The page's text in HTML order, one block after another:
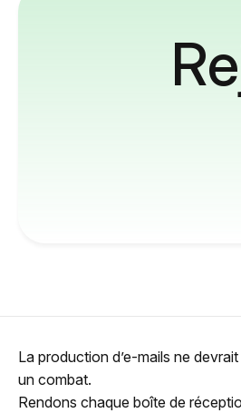
La production d’e-mails ne
un combat.
Rendons chaque boîte de